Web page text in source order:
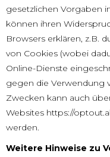
gesetzlichen Vorgaben
können ihren
Browsers erklären, z.B.
von Cookies (wobei
Online-Dienste
gegen die Verwendung
Zwecken kann auch
Websites https://
werden.
Weitere Hinweise zu